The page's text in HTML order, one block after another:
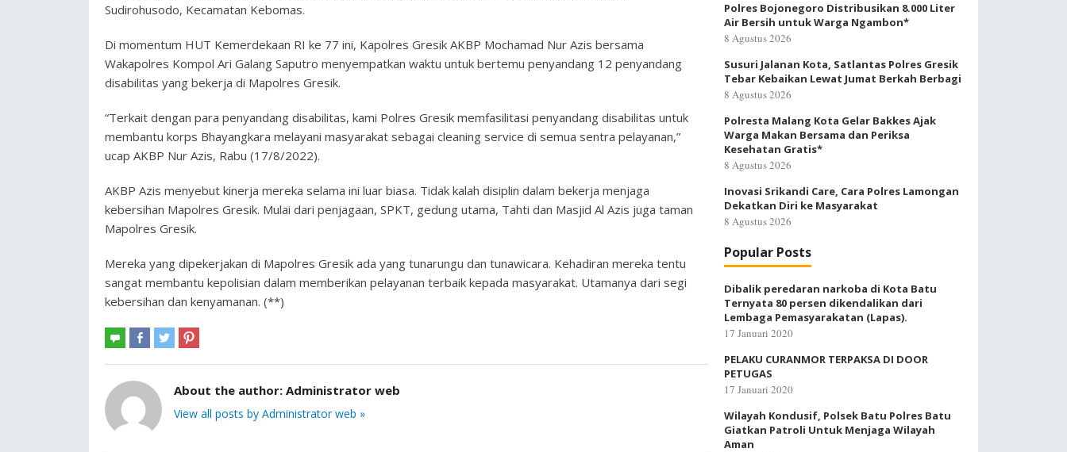
Sudirohusodo, Kecamatan Kebomas.
Di momentum HUT Kemerdekaan RI ke 77 ini, Kapolres Gresik AKBP Mochamad Nur Azis bersama
Wakapolres Kompol Ari Galang Saputro menyempatkan waktu untuk bertemu penyandang 12 penyandang
disabilitas yang bekerja di Mapolres Gresik.
“Terkait dengan para penyandang disabilitas, kami Polres Gresik memfasilitasi penyandang disabilitas untuk
membantu korps Bhayangkara melayani masyarakat sebagai cleaning service di semua sentra pelayanan,”
ucap AKBP Nur Azis, Rabu (17/8/2022).
AKBP Azis menyebut kinerja mereka selama ini luar biasa. Tidak kalah disiplin dalam bekerja menjaga
kebersihan Mapolres Gresik. Mulai dari penjagaan, SPKT, gedung utama, Tahti dan Masjid Al Azis juga taman
Mapolres Gresik.
Mereka yang dipekerjakan di Mapolres Gresik ada yang tunarungu dan tunawicara. Kehadiran mereka tentu
sangat membantu kepolisian dalam memberikan pelayanan terbaik kepada masyarakat. Utamanya dari segi
kebersihan dan kenyamanan. (**)
About the author: Administrator web
View all posts by Administrator web »
Polres Bojonegoro Distribusikan 8.000 Liter
Air Bersih untuk Warga Ngambon*
8 Agustus 2026
Susuri Jalanan Kota, Satlantas Polres Gresik
Tebar Kebaikan Lewat Jumat Berkah Berbagi
8 Agustus 2026
Polresta Malang Kota Gelar Bakkes Ajak
Warga Makan Bersama dan Periksa
Kesehatan Gratis*
8 Agustus 2026
Inovasi Srikandi Care, Cara Polres Lamongan
Dekatkan Diri ke Masyarakat
8 Agustus 2026
Popular Posts
Dibalik peredaran narkoba di Kota Batu
Ternyata 80 persen dikendalikan dari
Lembaga Pemasyarakatan (Lapas).
17 Januari 2020
PELAKU CURANMOR TERPAKSA DI DOOR
PETUGAS
17 Januari 2020
Wilayah Kondusif, Polsek Batu Polres Batu
Giatkan Patroli Untuk Menjaga Wilayah
Aman